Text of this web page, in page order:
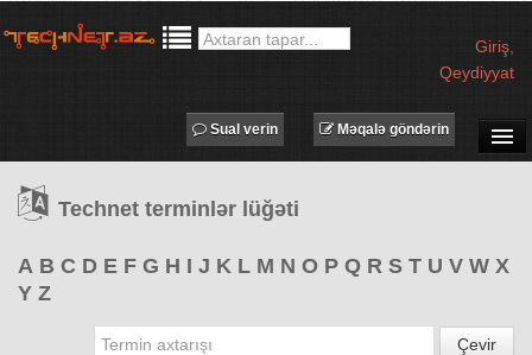
Giriş
Qeydiyyat
TƏDBİRLƏR
Məqalə göndərin
Sual verin
Technet terminlər lüğəti
A B C D E F G H I J K L M N O P Q R S T U V W X
Y Z
Çevir